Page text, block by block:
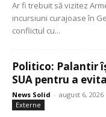
Ar fi trebuit să vizitez
incursiuni curajoase în
conflictul cu...
Politico: Palantir
SUA pentru a
News Solid - august 6, 2026
Externe